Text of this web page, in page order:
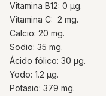
Vitamina B12: 0 µg.
Vitamina C: 2 mg.
Calcio: 20 mg.
Sodio: 35 mg.
Ácido fólico: 30 µg.
Yodo: 1.2 µg.
Potasio: 379 mg.